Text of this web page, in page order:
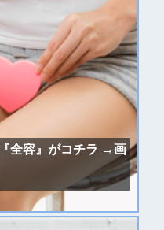
全容』がコチラ →画